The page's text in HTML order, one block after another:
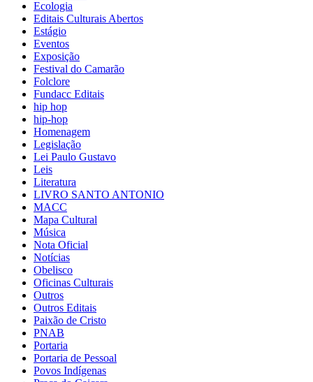
Ecologia
Editais Culturais Abertos
Estágio
Eventos
Exposição
Festival do Camarão
Folclore
Fundacc Editais
hip hop
hip-hop
Homenagem
Legislação
Lei Paulo Gustavo
Leis
Literatura
LIVRO SANTO ANTONIO
MACC
Mapa Cultural
Música
Nota Oficial
Notícias
Obelisco
Oficinas Culturais
Outros
Outros Editais
Paixão de Cristo
PNAB
Portaria
Portaria de Pessoal
Povos Indígenas